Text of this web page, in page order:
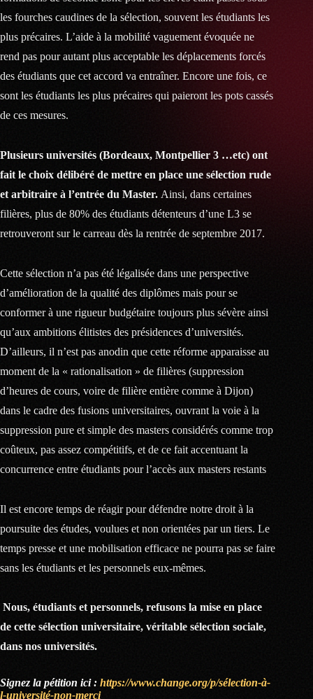
les fourches caudines de la sélection, souvent les étudiants les
plus précaires. L’aide à la mobilité vaguement évoquée ne
rend pas pour autant plus acceptable les déplacements forcés
des étudiants que cet accord va entraîner. Encore une fois, ce
sont les étudiants les plus précaires qui paieront les pots cassés
de ces mesures.
Plusieurs universités (Bordeaux, Montpellier 3 …etc) ont
fait le choix délibéré de mettre en place une sélection rude
et arbitraire à l’entrée du Master. Ainsi, dans certaines
filières, plus de 80% des étudiants détenteurs d’une L3 se
retrouveront sur le carreau dès la rentrée de septembre 2017.
Cette sélection n’a pas été légalisée dans une perspective
d’amélioration de la qualité des diplômes mais pour se
conformer à une rigueur budgétaire toujours plus sévère ainsi
qu’aux ambitions élitistes des présidences d’universités.
D’ailleurs, il n’est pas anodin que cette réforme apparaisse au
moment de la « rationalisation » de filières (suppression
d’heures de cours, voire de filière entière comme à Dijon)
dans le cadre des fusions universitaires, ouvrant la voie à la
suppression pure et simple des masters considérés comme trop
coûteux, pas assez compétitifs, et de ce fait accentuant la
concurrence entre étudiants pour l’accès aux masters restants
Il est encore temps de réagir pour défendre notre droit à la
poursuite des études, voulues et non orientées par un tiers. Le
temps presse et une mobilisation efficace ne pourra pas se faire
sans les étudiants et les personnels eux-mêmes.
Nous, étudiants et personnels, refusons la mise en place
de cette sélection universitaire, véritable sélection sociale,
dans nos universités.
Signez la pétition ici : https://www.change.org/p/sélection-à-
l-université-non-merci